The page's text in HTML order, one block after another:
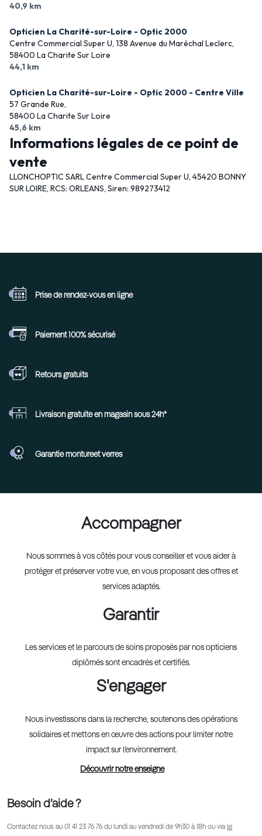
40,9 km
Opticien La Charité-sur-Loire - Optic 2000
Centre Commercial Super U, 138 Avenue du Maréchal Leclerc,
58400 La Charite Sur Loire
44,1 km
Opticien La Charité-sur-Loire - Optic 2000 - Centre Ville
57 Grande Rue,
58400 La Charite Sur Loire
45,6 km
Informations légales de ce point de
vente
LLONCHOPTIC SARL Centre Commercial Super U, 45420 BONNY
SUR LOIRE, RCS: ORLEANS, Siren: 989273412
Prise de rendez-vous en ligne
Paiement 100%sécurisé
Retoursgratuits
Livraison gratuite en magasin sous 24h*
Garantie montureet verres
Accompagner
Nous sommes à vos côtés pour vous conseiller et vous aider à
protéger et préserver votre vue, en vous proposant des offres et
services adaptés.
Garantir
Les services et le parcours de soins proposés par nos opticiens
diplômés sont encadrés et certifiés.
S'engager
Nous investissons dans la recherche, soutenons des opérations
solidaires et mettons en œuvre des actions pour limiter notre
impact sur l’environnement.
Découvrir notre enseigne
Besoin d’aide ?
Contactez nous au 01 41 23 76 76 du lundi au vendredi de 9h30 à 18h ou via le